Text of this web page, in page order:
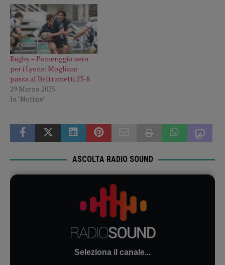
Rugby – Pomeriggio nero
per i Lyons: Mogliano
passa al Beltrametti 23-8
29 Marzo 2025
In "Notizie"
ASCOLTA RADIO SOUND
Seleziona il canale...